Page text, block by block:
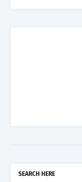
SEARCH HERE